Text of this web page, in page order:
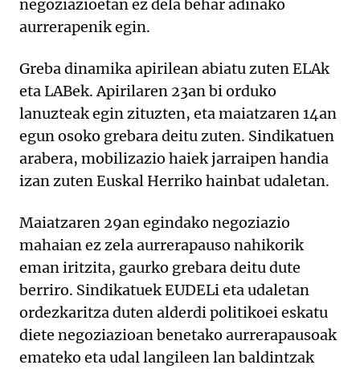
negoziazioetan ez dela behar adinako
aurrerapenik egin.
Greba dinamika apirilean abiatu zuten ELAk
eta LABek. Apirilaren 23an bi orduko
lanuzteak egin zituzten, eta maiatzaren 14an
egun osoko grebara deitu zuten. Sindikatuen
arabera, mobilizazio haiek jarraipen handia
izan zuten Euskal Herriko hainbat udaletan.
Maiatzaren 29an egindako negoziazio
mahaian ez zela aurrerapauso nahikorik
eman iritzita, gaurko grebara deitu dute
berriro. Sindikatuek EUDELi eta udaletan
ordezkaritza duten alderdi politikoei eskatu
diete negoziazioan benetako aurrerapausoak
emateko eta udal langileen lan baldintzak